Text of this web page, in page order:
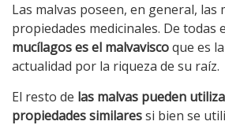
Las malvas poseen, en general, las
propiedades medicinales. De todas
mucílagos es el malvaviscoque es
actualidad por la riqueza de su raíz.
El resto de las malvas pueden
propiedades similaressi bien se